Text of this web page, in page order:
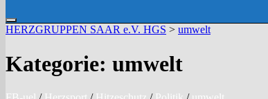
HERZGRUPPEN SAAR e.V. HGS > umwelt
Kategorie: umwelt